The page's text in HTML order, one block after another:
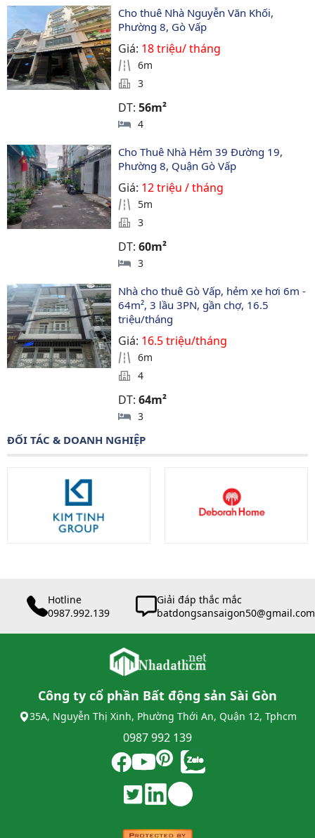
Cho thuê Nhà Nguyễn Văn Khối,
Phường 8, Gò Vấp
Giá: 18 triệu/ tháng
6m
3
DT:56m²
4
Cho Thuê Nhà Hẻm 39 Đường 19,
Phường 8, Quận Gò Vấp
Giá: 12 triệu / tháng
5m
3
DT:60m²
3
Nhà cho thuê Gò Vấp, hẻm xe hơi 6m -
64m², 3 lầu 3PN, gần chợ, 16.5
triệu/tháng
Giá: 16.5 triệu/tháng
6m
4
DT:64m²
3
ĐỐI TÁC & DOANH NGHIỆP
Hotline
0987.992.139
Giải đáp thắc mắc
batdongsansaigon50@gmail.com
Công ty cổ phần Bất động sản Sài Gòn
35A, Nguyễn Thị Xinh, Phường Thới An, Quận 12, Tphcm
0987 992 139